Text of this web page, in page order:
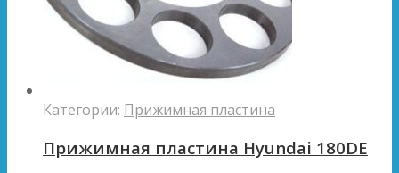
Категории: Прижимная пластина
Прижимная пластина Hyundai 180DE